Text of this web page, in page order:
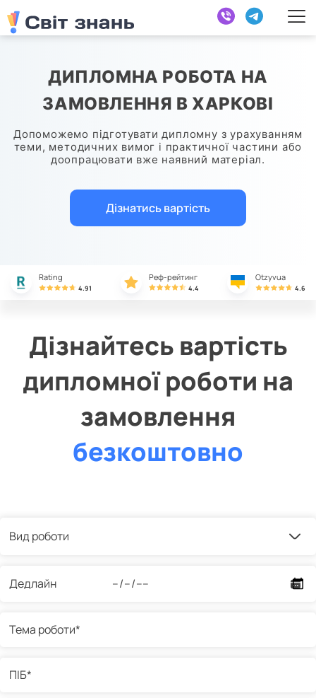
ДИПЛОМНА РОБОТА НА
ЗАМОВЛЕННЯ В ХАРКОВІ
Допоможемо підготувати дипломну з урахуванням
теми, методичних вимог і практичної частини або
доопрацювати вже наявний матеріал.
Дізнатись вартість
Rating
4.91
Реф-рейтинг
4.4
Otzyvua
4.6
Дізнайтесь вартість
дипломної роботи на
замовлення
безкоштовно